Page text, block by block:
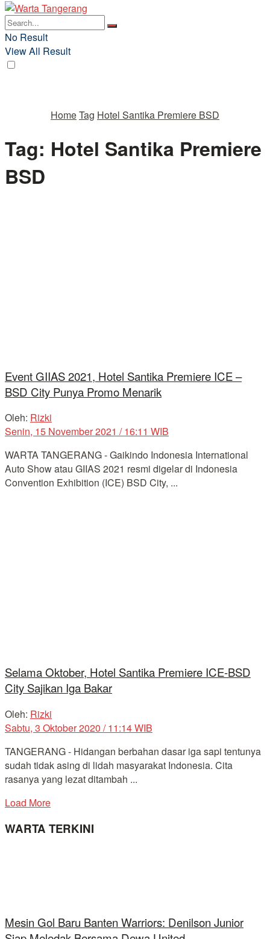
No Result
View All Result
HomeTag Hotel Santika Premiere BSD
Tag: Hotel Santika Premiere
BSD
Event GIIAS 2021, Hotel Santika Premiere ICE –
BSD City Punya Promo Menarik
Oleh: Rizki
Senin, 15 November 2021 / 16:11 WIB
WARTA TANGERANG - Gaikindo Indonesia International
Auto Show atau GIIAS 2021 resmi digelar di Indonesia
Convention Exhibition (ICE) BSD City, ...
Selama Oktober, Hotel Santika Premiere ICE-BSD
City Sajikan Iga Bakar
Oleh: Rizki
Sabtu, 3 Oktober 2020 / 11:14 WIB
TANGERANG - Hidangan berbahan dasar iga sapi tentunya
sudah tidak asing di lidah masyarakat Indonesia. Cita
rasanya yang lezat ditambah ...
Load More
WARTA TERKINI
Mesin Gol Baru Banten Warriors: Denilson Junior